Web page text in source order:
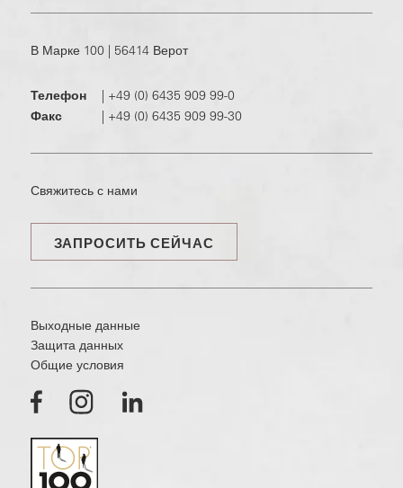
В Марке 100 | 56414 Верот
Телефон
+49 (0) 6435 909 99-0
Факс
+49 (0) 6435 909 99-30
Свяжитесь с нами
ЗАПРОСИТЬ СЕЙЧАС
Выходные данные
Защита данных
Общие условия